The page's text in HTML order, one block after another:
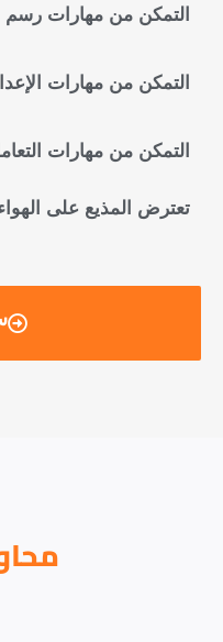
التمكن من مهارات رسم
التمكن من مهارات
التمكن من مهارات
تعترض المذيع على